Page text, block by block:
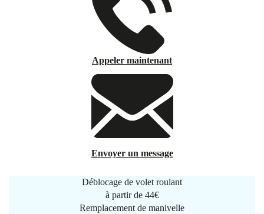
Appeler maintenant
Envoyer un message
Déblocage de volet roulant
à partir de 44€
Remplacement de manivelle